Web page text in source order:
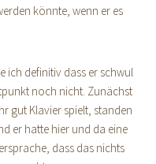
könnte, wenn er es
ich definitiv dass er schwul
noch nicht. Zunächst
gut Klavier spielt, standen
er hatte hier und da eine
dass das nichts